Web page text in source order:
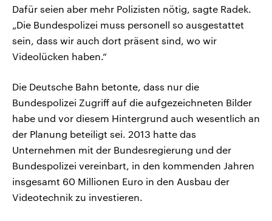
Dafür seien aber mehr Polizisten nötig, sagte Radek.
„Die Bundespolizei muss personell so ausgestattet
sein, dass wir auch dort präsent sind, wo wir
Videolücken haben.“
Die Deutsche Bahn betonte, dass nur die
Bundespolizei Zugriff auf die aufgezeichneten Bilder
habe und vor diesem Hintergrund auch wesentlich an
der Planung beteiligt sei. 2013 hatte das
Unternehmen mit der Bundesregierung und der
Bundespolizei vereinbart, in den kommenden Jahren
insgesamt 60 Millionen Euro in den Ausbau der
Videotechnik zu investieren.